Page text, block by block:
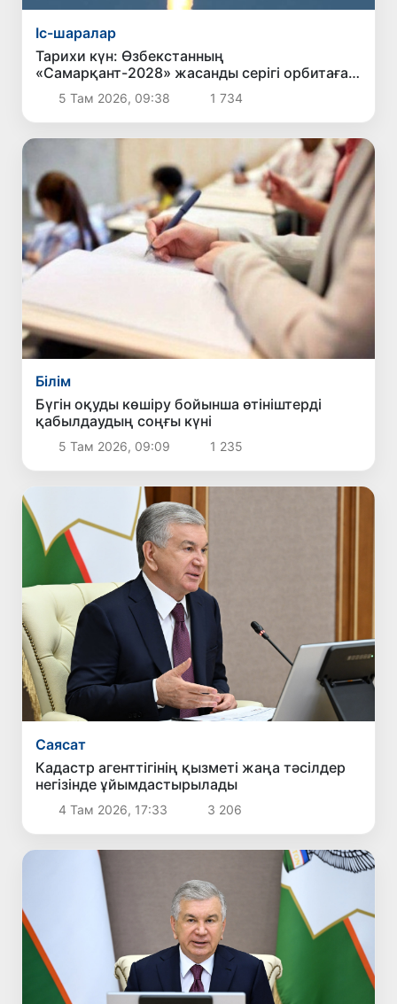
Іс-шаралар
Тарихи күн: Өзбекстанның
«Самарқант-2028» жасанды серігі орбитаға
сәтті шығарылды
5 Там 2026, 09:38 1 734
Білім
Бүгін оқуды көшіру бойынша өтініштерді
қабылдаудың соңғы күні
5 Там 2026, 09:09 1 235
Саясат
Кадастр агенттігінің қызметі жаңа тәсілдер
негізінде ұйымдастырылады
4 Там 2026, 17:33 3 206